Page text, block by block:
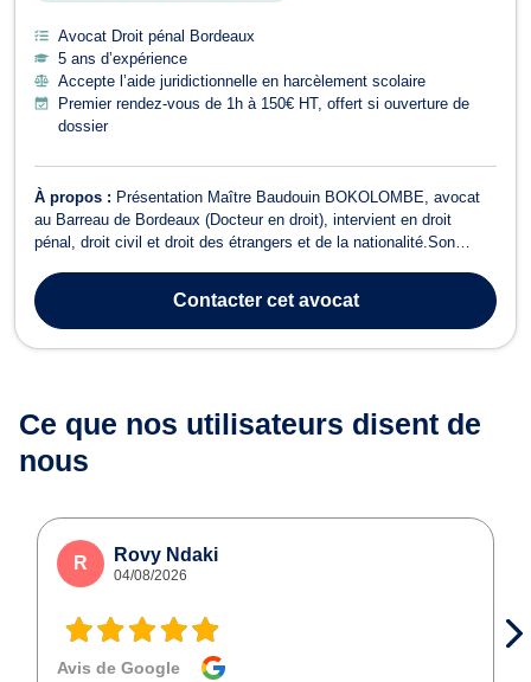
Avocat Droit pénal Bordeaux
5 ans d’expérience
Accepte l’aide juridictionnelle en harcèlement scolaire
Premier rendez-vous de 1h à 150€ HT, offert si ouverture de
dossier
À propos : Présentation Maître Baudouin BOKOLOMBE, avocat
au Barreau de Bordeaux (Docteur en droit), intervient en droit
pénal, droit civil et droit des étrangers et de la nationalité.Son
stratégie claire, adaptée à chaque dossier. Droit pénal : défense
des auteurs et ac...
Contactercet avocat
Ce que nos utilisateurs disent de
nous
R Rovy Ndaki
04/08/2026
Avis de Google